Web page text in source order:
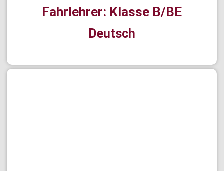
Fahrlehrer: Klasse B/BE
Deutsch